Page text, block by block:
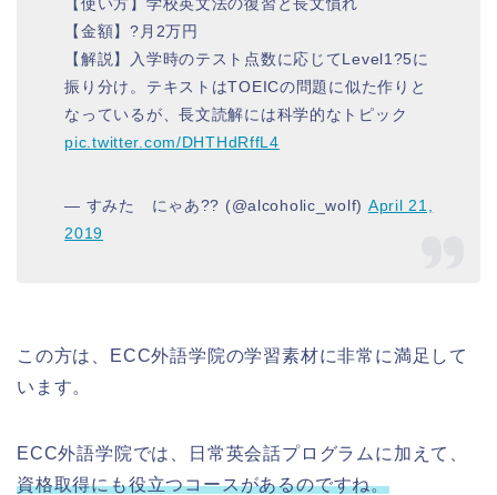
【金額】?月2万円
【解説】入学時のテスト点数に応じてLevel1?5に
振り分け。テキストはTOEICの問題に似た作りと
なっているが、長文読解には科学的なトピック
pic.twitter.com/DHTHdRffL4
— すみた にゃあ?? (@alcoholic_wolf) April 21,
2019
この方は、ECC外語学院の学習素材に非常に満足して
います。
ECC外語学院では、日常英会話プログラムに加えて、
資格取得にも役立つコースがあるのですね。